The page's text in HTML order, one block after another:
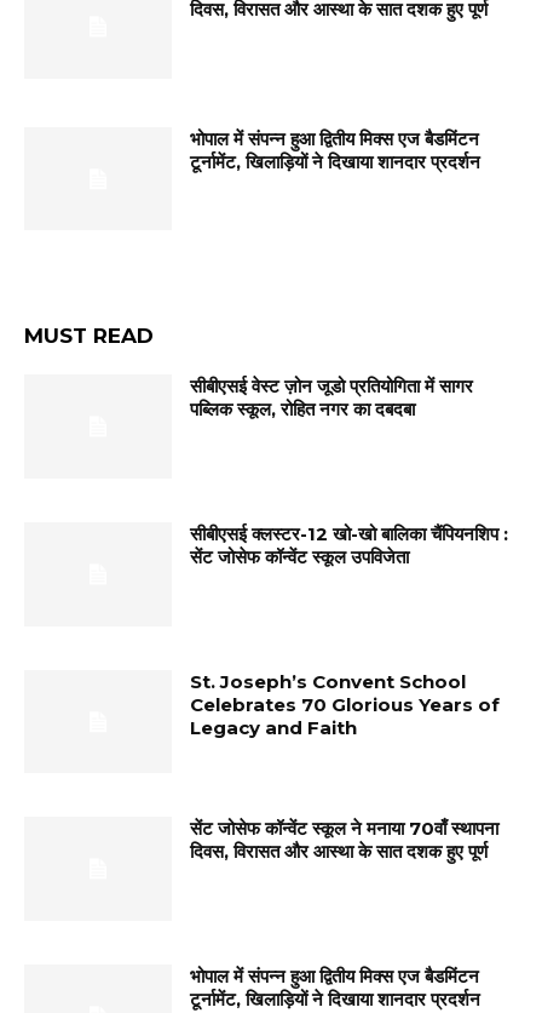
दिवस, विरासत और आस्था के सात दशक हुए पूर्ण
भोपाल में संपन्न हुआ द्वितीय मिक्स एज बैडमिंटन
टूर्नामेंट, खिलाड़ियों ने दिखाया शानदार प्रदर्शन
MUST READ
सीबीएसई वेस्ट ज़ोन जूडो प्रतियोगिता में सागर
पब्लिक स्कूल, रोहित नगर का दबदबा
सीबीएसई क्लस्टर-12 खो-खो बालिका चैंपियनशिप :
सेंट जोसेफ कॉन्वेंट स्कूल उपविजेता
St. Joseph’s Convent School
Celebrates 70 Glorious Years of
Legacy and Faith
सेंट जोसेफ कॉन्वेंट स्कूल ने मनाया 70वाँ स्थापना
दिवस, विरासत और आस्था के सात दशक हुए पूर्ण
भोपाल में संपन्न हुआ द्वितीय मिक्स एज बैडमिंटन
टूर्नामेंट, खिलाड़ियों ने दिखाया शानदार प्रदर्शन